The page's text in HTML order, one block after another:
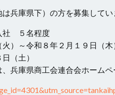
兵庫県下）の方を募集してい
社 ５名程度
）～令和８年２月１９日（木
（土）
兵庫県商工会連合会ホームペ